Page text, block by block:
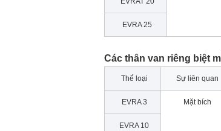
EVRA 25
Các thân van riêng biệt
Thể loại Sự liên quan
EVRA 3 Mặt bích
EVRA 10